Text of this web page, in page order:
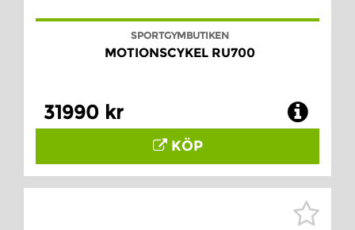
SPORTGYMBUTIKEN
MOTIONSCYKEL RU700
31990 kr
KÖP